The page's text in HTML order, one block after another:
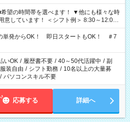
間帯を選べます！ ▼他にも様々な時
意しています！ ＜シフト例＞ 8:30～12:00
～22:00 22:00～翌6:00 など
発からOK！ 即日スタートもOK！ ＃7
いOK / 履歴書不要 / 40～50代活躍中 / 副
服装自由 / シフト勤務 / 10名以上の大量募
/ パソコンスキル不要
応募する 詳細へ